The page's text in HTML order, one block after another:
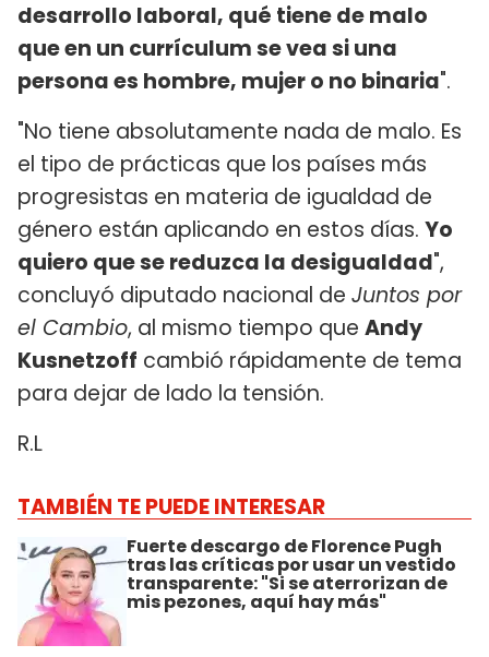
desarrollo laboral, qué tiene de malo
que en un currículum se vea si una
persona es hombre, mujer o no binaria".
"No tiene absolutamente nada de malo. Es
el tipo de prácticas que los países más
progresistas en materia de igualdad de
género están aplicando en estos días. Yo
quiero que se reduzca la desigualdad",
concluyó diputado nacional de Juntos por
el Cambio, al mismo tiempo que Andy
Kusnetzoff cambió rápidamente de tema
para dejar de lado la tensión.
R.L
TAMBIÉN TE PUEDE INTERESAR
Fuerte descargo de Florence Pugh
tras las críticas por usar un vestido
transparente: "Si se aterrorizan de
mis pezones, aquí hay más"